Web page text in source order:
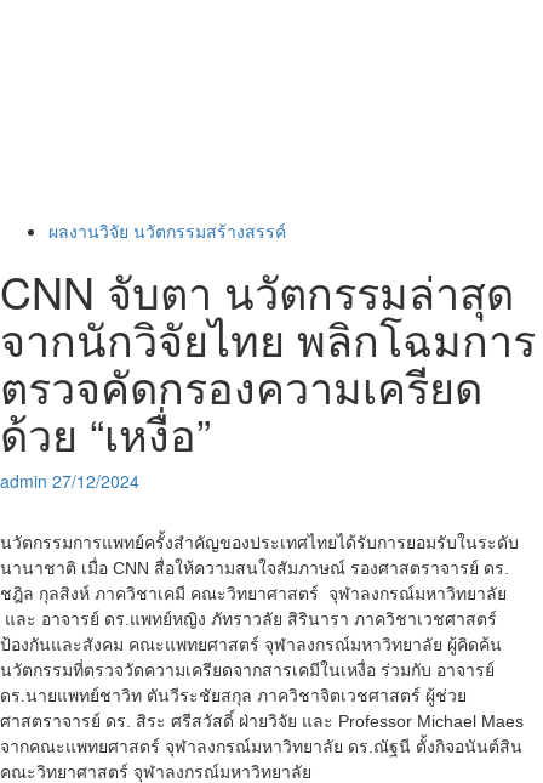
ผลงานวิจัย นวัตกรรมสร้างสรรค์
CNN จับตา นวัตกรรมล่าสุด
จากนักวิจัยไทย พลิกโฉมการ
ตรวจคัดกรองความเครียด
ด้วย “เหงื่อ”
admin 27/12/2024
นวัตกรรมการแพทย์ครั้งสำคัญของประเทศไทยได้รับการยอมรับในระดับ
นานาชาติ เมื่อ CNN สื่อให้ความสนใจสัมภาษณ์ รองศาสตราจารย์ ดร.
ชฎิล กุลสิงห์ ภาควิชาเคมี คณะวิทยาศาสตร์ จุฬาลงกรณ์มหาวิทยาลัย
และ อาจารย์ ดร.แพทย์หญิง ภัทราวลัย สิรินารา ภาควิชาเวชศาสตร์
ป้องกันและสังคม คณะแพทยศาสตร์ จุฬาลงกรณ์มหาวิทยาลัย ผู้คิดค้น
นวัตกรรมที่ตรวจวัดความเครียดจากสารเคมีในเหงื่อ ร่วมกับ อาจารย์
ดร.นายแพทย์ชาวิท ตันวีระชัยสกุล ภาควิชาจิตเวชศาสตร์ ผู้ช่วย
ศาสตราจารย์ ดร. สิระ ศรีสวัสดิ์ ฝ่ายวิจัย และ Professor Michael Maes
จากคณะแพทยศาสตร์ จุฬาลงกรณ์มหาวิทยาลัย ดร.ณัฐนี ตั้งกิจอนันต์สิน
คณะวิทยาศาสตร์ จุฬาลงกรณ์มหาวิทยาลัย